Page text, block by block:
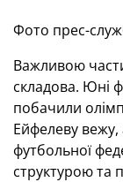
Фото прес-
Важливою
складова. Юні
побачили
Ейфелеву вежу,
футбольної
структурою та